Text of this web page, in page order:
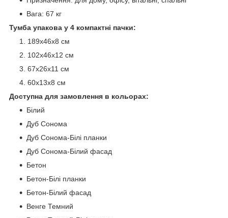
Вага: 67 кг
Тумба упакова у 4 компактні пачки:
189х46х8 см
102х46х12 см
67х26х11 см
60х13х8 см
Доступна для замовлення в кольорах:
Білий
Дуб Сонома
Дуб Сонома-Білі планки
Дуб Сонома-Білий фасад
Бетон
Бетон-Білі планки
Бетон-Білий фасад
Венге Темний